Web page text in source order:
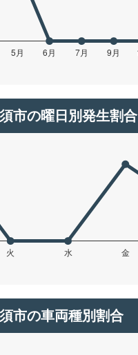
市の曜日別発生割合
市の車両種別割合